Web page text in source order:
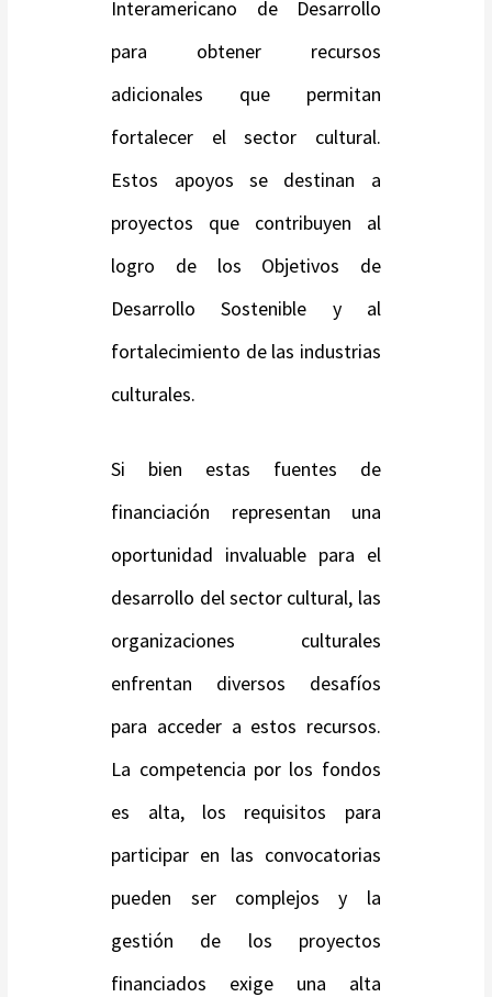
Interamericano de Desarrollo
para obtener recursos
adicionales que permitan
fortalecer el sector cultural.
Estos apoyos se destinan a
proyectos que contribuyen al
logro de los Objetivos de
Desarrollo Sostenible y al
fortalecimiento de las industrias
culturales.
Si bien estas fuentes de
financiación representan una
oportunidad invaluable para el
desarrollo del sector cultural, las
organizaciones culturales
enfrentan diversos desafíos
para acceder a estos recursos.
La competencia por los fondos
es alta, los requisitos para
participar en las convocatorias
pueden ser complejos y la
gestión de los proyectos
financiados exige una alta